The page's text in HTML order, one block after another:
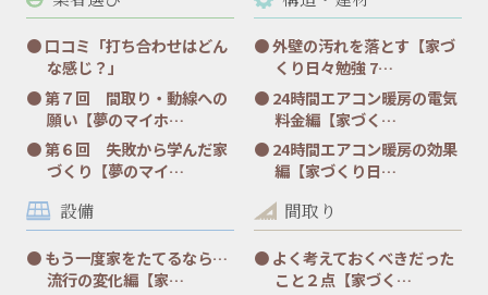
口コミ「打ち合わせはどん
な感じ？」
第７回 間取り・動線への
願い【夢のマイホ…
第６回 失敗から学んだ家
づくり【夢のマイ…
外壁の汚れを落とす【家づ
くり日々勉強 7…
24時間エアコン暖房の電気
料金編【家づく…
24時間エアコン暖房の効果
編【家づくり日…
設備
もう一度家をたてるなら…
流行の変化編【家…
間取り
よく考えておくべきだった
こと２点【家づく…